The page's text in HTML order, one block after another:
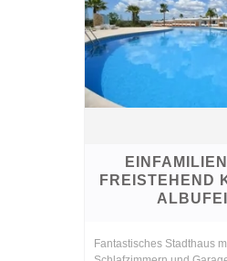
FREISTEHEND
Fantastisches Stadthaus